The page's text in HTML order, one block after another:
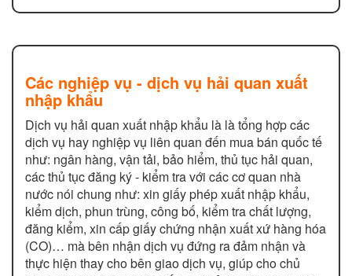
Các nghiệp vụ - dịch vụ hải quan xuất
nhập khẩu
Dịch vụ hải quan xuất nhập khẩu là là tổng hợp các
dịch vụ hay nghiệp vụ liên quan đến mua bán quốc tế
như: ngân hàng, vận tải, bảo hiểm, thủ tục hải quan,
các thủ tục đăng ký - kiểm tra với các cơ quan nhà
nước nói chung như: xin giấy phép xuất nhập khẩu,
kiểm dịch, phun trùng, công bố, kiểm tra chất lượng,
đăng kiểm, xin cấp giấy chứng nhận xuất xứ hàng hóa
(CO)… mà bên nhận dịch vụ đứng ra đảm nhận và
thực hiện thay cho bên giao dịch vụ, giúp cho chủ